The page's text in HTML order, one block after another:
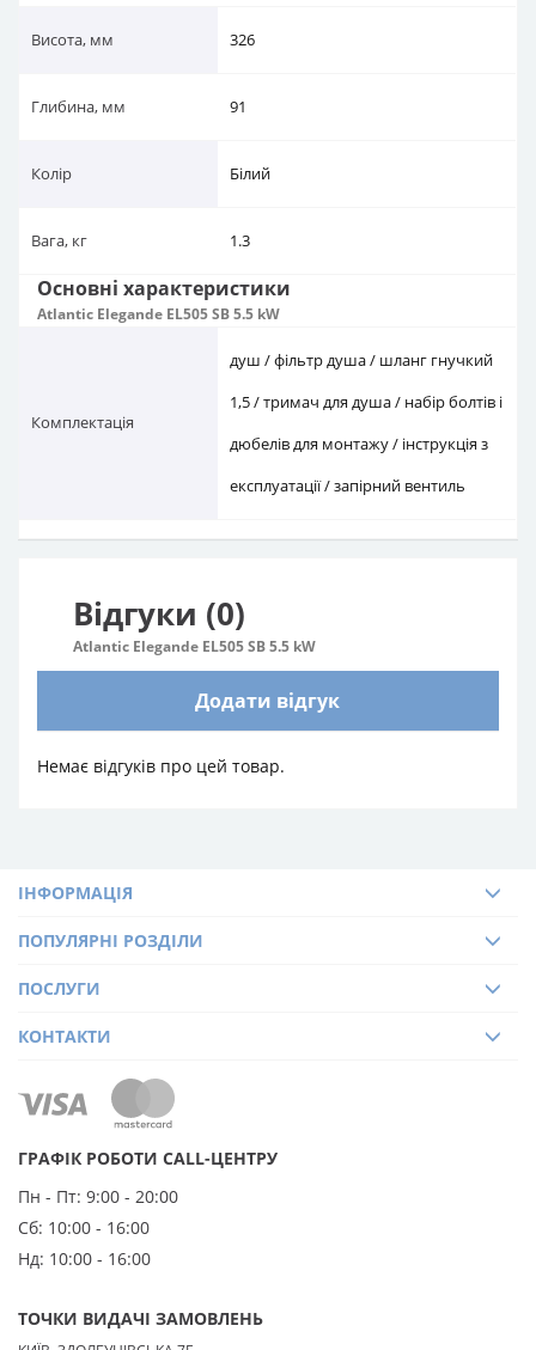
Висота, мм 326
Глибина, мм 91
Колір Білий
Вага, кг 1.3
Основні характеристики
Atlantic Elegande EL505 SB 5.5 kW
Комплектація
душ / фільтр душа / шланг гнучкий
1,5 / тримач для душа / набір болтів і
дюбелів для монтажу / інструкція з
експлуатації / запірний вентиль
Відгуки (0)
Atlantic Elegande EL505 SB 5.5 kW
Додати відгук
Немає відгуків про цей товар.
ІНФОРМАЦІЯ
ПОПУЛЯРНІ РОЗДІЛИ
ПОСЛУГИ
ГРАФІК РОБОТИ CALL-ЦЕНТРУ
Пн - Пт: 9:00 - 20:00
Сб: 10:00 - 16:00
Нд: 10:00 - 16:00
ТОЧКИ ВИДАЧІ ЗАМОВЛЕНЬ
КОНТАКТИ